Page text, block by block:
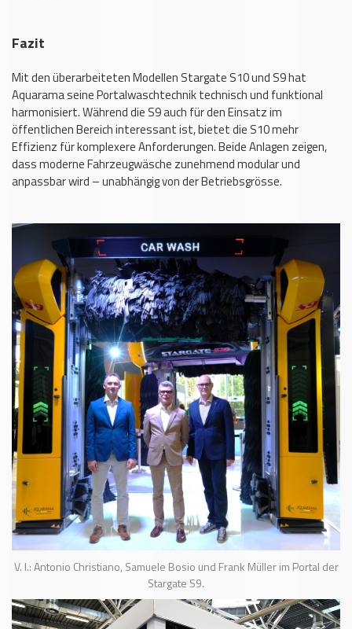
Fazit
Mit den überarbeiteten Modellen Stargate S10 und S9 hat
Aquarama seine Portalwaschtechnik technisch und funktional
harmonisiert. Während die S9 auch für den Einsatz im
öffentlichen Bereich interessant ist, bietet die S10 mehr
Effizienz für komplexere Anforderungen. Beide Anlagen zeigen,
dass moderne Fahrzeugwäsche zunehmend modular und
anpassbar wird – unabhängig von der Betriebsgrösse.
V. l.: Antonio Christiano, Samuele Bosio und Frank Müller im Portal der
Stargate S9.